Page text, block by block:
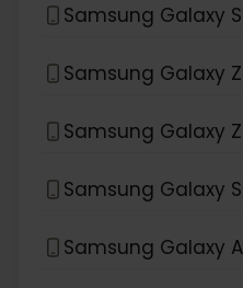
Samsung Galaxy
Samsung Galaxy Z
Samsung Galaxy
Samsung Galaxy
Samsung Galaxy